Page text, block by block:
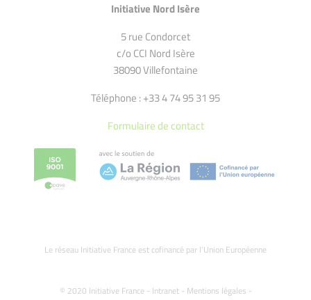
Initiative Nord Isère
5 rue Condorcet
c/o CCI Nord Isère
38090 Villefontaine
Téléphone : +33 4 74 95 31 95
Formulaire de contact
Le réseau Initiative France est cofinancé par l’Union Européenne
© 2020 Initiative France - Intranet- Mentions légales -